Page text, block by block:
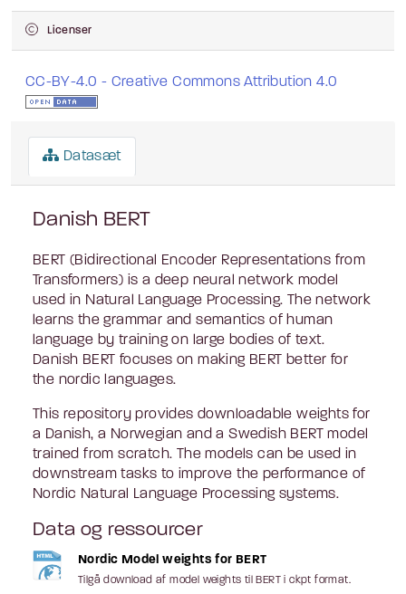
Licenser
CC-BY-4.0 - Creative Commons Attribution 4.0
Datasæt
Danish BERT
BERT (Bidirectional Encoder Representations from
Transformers) is a deep neural network model
used in Natural Language Processing. The network
learns the grammar and semantics of human
language by training on large bodies of text.
Danish BERT focuses on making BERT better for
the nordic languages.
This repository provides downloadable weights for
a Danish, a Norwegian and a Swedish BERT model
trained from scratch. The models can be used in
downstream tasks to improve the performance of
Nordic Natural Language Processing systems.
Data og ressourcer
Nordic Model weights for BERT
Tilgå download af model weights til BERT i ckpt format.